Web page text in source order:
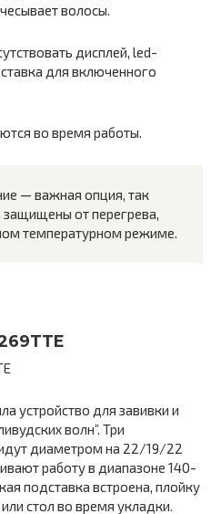
волосы.
дисплей, led-
для включенного
во время работы.
— важная опция, так
защищены от перегрева,
температурном режиме.
устройство для завивки и
волн”. Три
диаметром на 22/19/22
работу в диапазоне 140-
подставка встроена, плойку
стол во время укладки.